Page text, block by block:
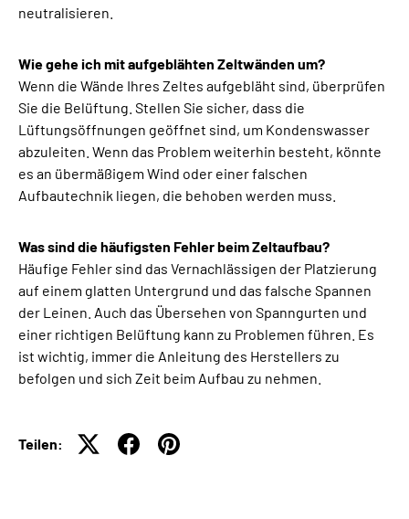
neutralisieren.
Wie gehe ich mit aufgeblähten Zeltwänden um?
Wenn die Wände Ihres Zeltes aufgebläht sind, überprüfen
Sie die Belüftung. Stellen Sie sicher, dass die
Lüftungsöffnungen geöffnet sind, um Kondenswasser
abzuleiten. Wenn das Problem weiterhin besteht, könnte
es an übermäßigem Wind oder einer falschen
Aufbautechnik liegen, die behoben werden muss.
Was sind die häufigsten Fehler beim Zeltaufbau?
Häufige Fehler sind das Vernachlässigen der Platzierung
auf einem glatten Untergrund und das falsche Spannen
der Leinen. Auch das Übersehen von Spanngurten und
einer richtigen Belüftung kann zu Problemen führen. Es
ist wichtig, immer die Anleitung des Herstellers zu
befolgen und sich Zeit beim Aufbau zu nehmen.
Teilen: